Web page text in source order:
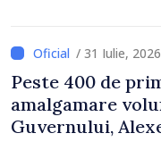
/ 31 Iulie, 2026
Peste 400 de
amalgamare
Guvernului,